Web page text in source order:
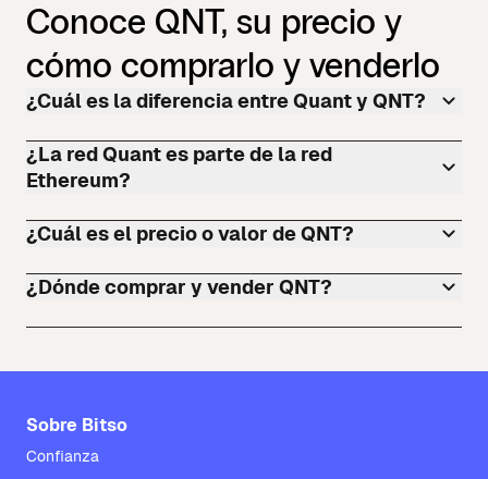
Conoce QNT, su precio y
cómo comprarlo y venderlo
¿Cuál es la diferencia entre Quant y QNT?
¿La red Quant es parte de la red
Ethereum?
¿Cuál es el precio o valor de QNT?
¿Dónde comprar y vender QNT?
Sobre Bitso
Confianza